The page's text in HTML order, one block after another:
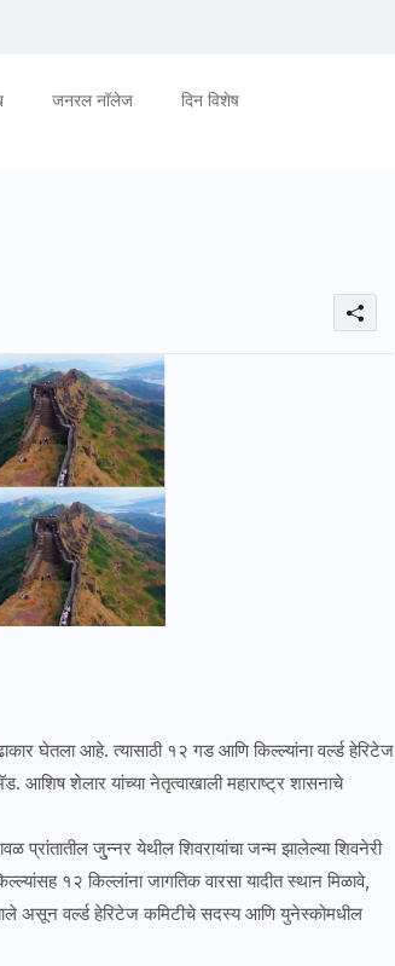
जनरल नॉलेज दिन विशेष
घेतला आहे. त्यासाठी १२ गड आणि किल्ल्यांना वर्ल्ड हेरिटेज
आशिष शेलार यांच्या नेतृत्वाखाली महाराष्ट्र शासनाचे
प्रांतातील जु्न्नर येथील शिवरायांचा जन्म झालेल्या शिवनेरी
१२ किल्लांना जागतिक वारसा यादीत स्थान मिळावे,
असून वर्ल्ड हेरिटेज कमिटीचे सदस्य आणि युनेस्कोमधील